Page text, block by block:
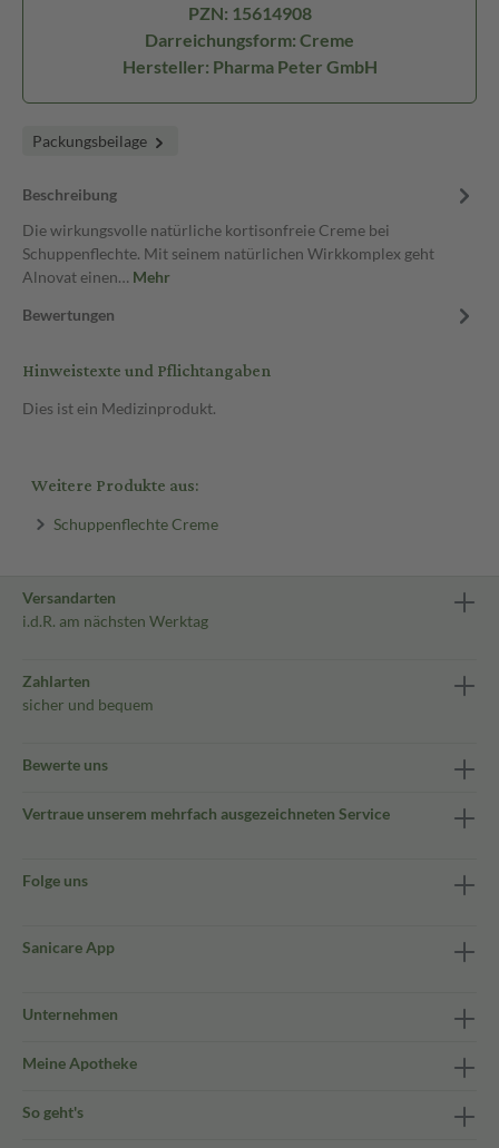
PZN: 15614908
Darreichungsform: Creme
Hersteller: Pharma Peter GmbH
Packungsbeilage
Beschreibung
Die wirkungsvolle natürliche kortisonfreie Creme bei
Schuppenflechte. Mit seinem natürlichen Wirkkomplex geht
Alnovat einen… Mehr
Bewertungen
Hinweistexte und Pflichtangaben
Dies ist ein Medizinprodukt.
Weitere Produkte aus:
Schuppenflechte Creme
Versandarten
i.d.R. am nächsten Werktag
Zahlarten
sicher und bequem
Bewerte uns
Vertraue unserem mehrfach ausgezeichneten Service
Folge uns
Sanicare App
Unternehmen
Meine Apotheke
So geht's